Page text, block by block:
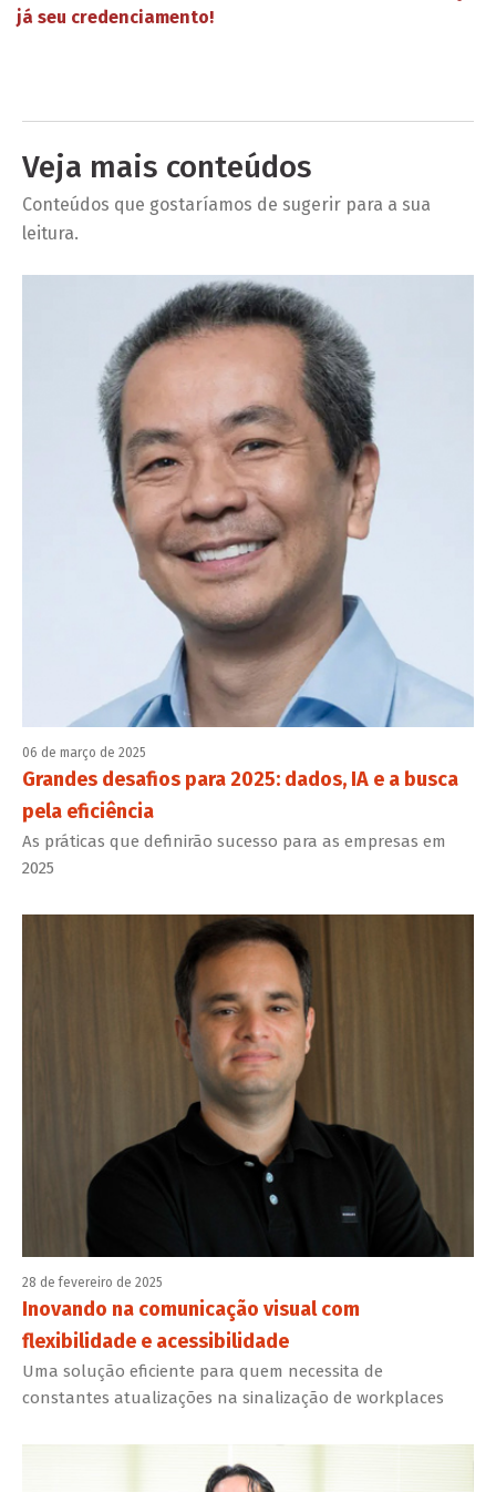
já seu credenciamento!
Veja mais conteúdos
Conteúdos que gostaríamos de sugerir para a sua
leitura.
06 de março de 2025
Grandes desafios para 2025: dados, IA e a busca
pela eficiência
As práticas que definirão sucesso para as empresas em
2025
28 de fevereiro de 2025
Inovando na comunicação visual com
flexibilidade e acessibilidade
Uma solução eficiente para quem necessita de
constantes atualizações na sinalização de workplaces